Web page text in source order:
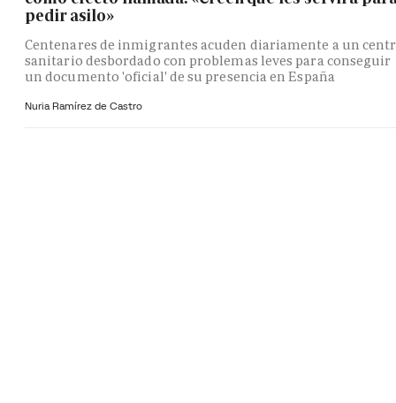
pedir asilo»
Centenares de inmigrantes acuden diariamente a un
sanitario desbordado con problemas leves para conseguir
un documento 'oficial' de su presencia en España
Nuria Ramírez de Castro